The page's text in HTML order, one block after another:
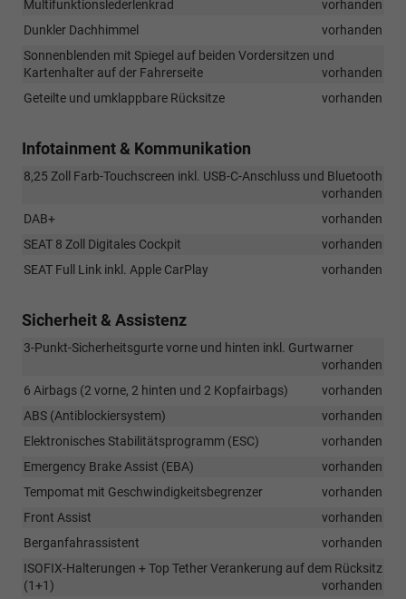
Multifunktionslederlenkrad
vorhanden
Dunkler Dachhimmel
vorhanden
Sonnenblenden mit Spiegel auf beiden Vordersitzen und
Kartenhalter auf der Fahrerseite
vorhanden
Geteilte und umklappbare Rücksitze
vorhanden
Infotainment & Kommunikation
8,25 Zoll Farb-Touchscreen inkl. USB-C-Anschluss und Bluetooth
vorhanden
DAB+
vorhanden
SEAT 8 Zoll Digitales Cockpit
vorhanden
SEAT Full Link inkl. Apple CarPlay
vorhanden
Sicherheit & Assistenz
3-Punkt-Sicherheitsgurte vorne und hinten inkl. Gurtwarner
vorhanden
6 Airbags (2 vorne, 2 hinten und 2 Kopfairbags)
vorhanden
ABS (Antiblockiersystem)
vorhanden
Elektronisches Stabilitätsprogramm (ESC)
vorhanden
Emergency Brake Assist (EBA)
vorhanden
Tempomat mit Geschwindigkeitsbegrenzer
vorhanden
Front Assist
vorhanden
Berganfahrassistent
vorhanden
ISOFIX-Halterungen + Top Tether Verankerung auf dem Rücksitz
(1+1)
vorhanden